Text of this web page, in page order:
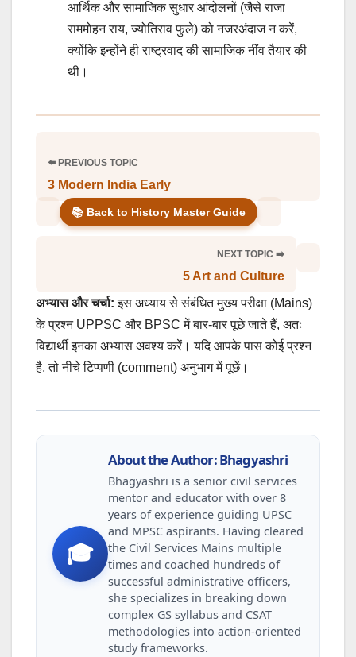
आर्थिक और सामाजिक सुधार आंदोलनों (जैसे राजा
राममोहन राय, ज्योतिराव फुले) को नजरअंदाज न करें,
क्योंकि इन्होंने ही राष्ट्रवाद की सामाजिक नींव तैयार की
थी।
⬅️ PREVIOUS TOPIC
3 Modern India Early
📚 Back to History Master Guide
NEXT TOPIC ➡️
5 Art and Culture
अभ्यास और चर्चा: इस अध्याय से संबंधित मुख्य परीक्षा (Mains)
के प्रश्न UPPSC और BPSC में बार-बार पूछे जाते हैं, अतः
विद्यार्थी इनका अभ्यास अवश्य करें। यदि आपके पास कोई प्रश्न
है, तो नीचे टिप्पणी (comment) अनुभाग में पूछें।
🎓
About the Author: Bhagyashri
Bhagyashri is a senior civil services
mentor and educator with over 8
years of experience guiding UPSC
and MPSC aspirants. Having cleared
the Civil Services Mains multiple
times and coached hundreds of
successful administrative officers,
she specializes in breaking down
complex GS syllabus and CSAT
methodologies into action-oriented
study frameworks.